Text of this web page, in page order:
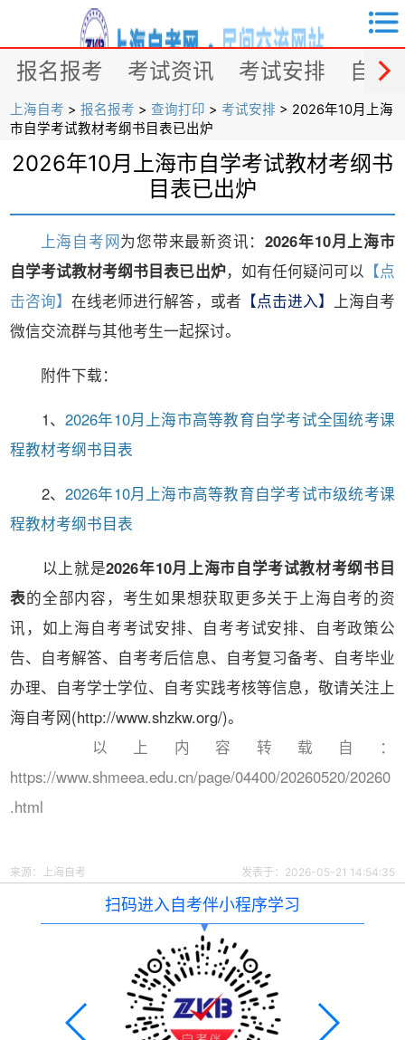

报名报考 考试资讯 考试安排 自考

上海自考 >报名报考 >查询打印 >考试安排 > 2026年10月上海
市自学考试教材考纲书目表已出炉
2026年10月上海市自学考试教材考纲书
目表已出炉
上海自考网为您带来最新资讯：2026年10月上海市
自学考试教材考纲书目表已出炉，如有任何疑问可以 【点
击咨询】在线老师进行解答，或者 【点击进入】 上海自考
微信交流群与其他考生一起探讨。
附件下载：
1、2026年10月上海市高等教育自学考试全国统考课
程教材考纲书目表
2、2026年10月上海市高等教育自学考试市级统考课
程教材考纲书目表
以上就是2026年10月上海市自学考试教材考纲书目
表的全部内容，考生如果想获取更多关于上海自考的资
讯，如上海自考考试安排、自考考试安排、自考政策公
告、自考解答、自考考后信息、自考复习备考、自考毕业
办理、自考学士学位、自考实践考核等信息，敬请关注上
海自考网(http://www.shzkw.org/)。
以上内容转载自：
https://www.shmeea.edu.cn/page/04400/20260520/20260
.html
来源： 上海自考 发表于：2026-05-21 14:54:35
扫码进入自考伴小程序学习